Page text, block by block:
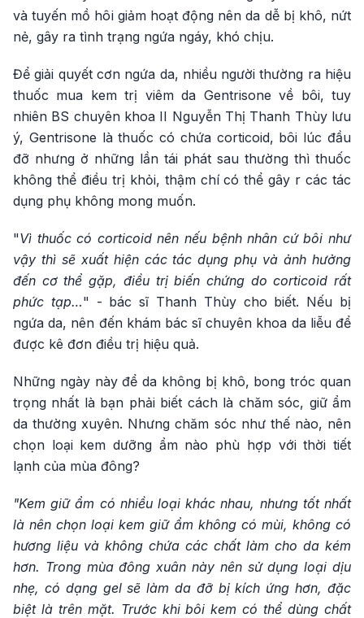
và tuyến mồ hôi giảm hoạt động nên da dễ bị khô, nứt
nẻ, gây ra tình trạng ngứa ngáy, khó chịu.
Để giải quyết cơn ngứa da, nhiều người thường ra hiệu
thuốc mua kem trị viêm da Gentrisone về bôi, tuy
nhiên BS chuyên khoa II Nguyễn Thị Thanh Thùy lưu
ý, Gentrisone là thuốc có chứa corticoid, bôi lúc đầu
đỡ nhưng ở những lần tái phát sau thường thì thuốc
không thể điều trị khỏi, thậm chí có thể gây r các tác
dụng phụ không mong muốn.
"Vì thuốc có corticoid nên nếu bệnh nhân cứ bôi như
vậy thì sẽ xuất hiện các tác dụng phụ và ảnh hưởng
đến cơ thể gặp, điều trị biến chứng do corticoid rất
phức tạp…" - bác sĩ Thanh Thùy cho biết. Nếu bị
ngứa da, nên đến khám bác sĩ chuyên khoa da liễu để
được kê đơn điều trị hiệu quả.
Những ngày này để da không bị khô, bong tróc quan
trọng nhất là bạn phải biết cách là chăm sóc, giữ ẩm
da thường xuyên. Nhưng chăm sóc như thế nào, nên
chọn loại kem dưỡng ẩm nào phù hợp với thời tiết
lạnh của mùa đông?
"Kem giữ ẩm có nhiều loại khác nhau, nhưng tốt nhất
là nên chọn loại kem giữ ẩm không có mùi, không có
hương liệu và không chứa các chất làm cho da kém
hơn. Trong mùa đông xuân này nên sử dụng loại dịu
nhẹ, có dạng gel sẽ làm da đỡ bị kích ứng hơn, đặc
biệt là trên mặt. Trước khi bôi kem có thể dùng chất